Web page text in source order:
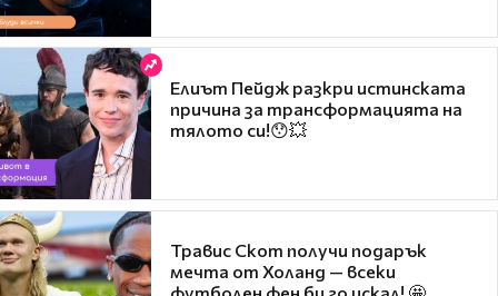
Елиът Пейдж разкри истинската
причина за трансформацията на
тялото си!😯💥
Травис Скот получи подарък
мечта от Холанд — всеки